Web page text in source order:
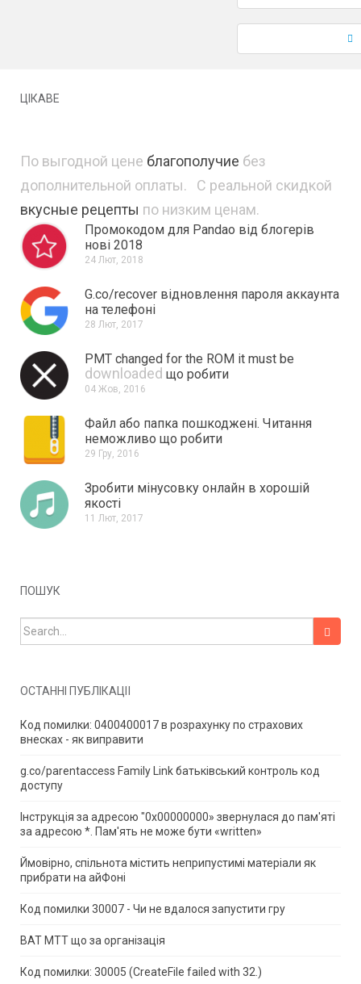
ЦІКАВЕ
По выгодной цене благополучие без
дополнительной оплаты. С реальной скидкой
вкусные рецепты по низким ценам.
Промокодом для Pandao від блогерів
нові 2018
24 Лют, 2018
G.co/recover відновлення пароля аккаунта
на телефоні
28 Лют, 2017
PMT changed for the ROM it must be
downloaded що робити
04 Жов, 2016
Файл або папка пошкоджені. Читання
неможливо що робити
29 Гру, 2016
Зробити мінусовку онлайн в хорошій
якості
11 Лют, 2017
ПОШУК
Search for:
ОСТАННІ ПУБЛІКАЦІЇ
Код помилки: 0400400017 в розрахунку по страхових
внесках - як виправити
g.co/parentaccess Family Link батьківський контроль код
доступу
Інструкція за адресою "0x00000000» звернулася до пам'яті
за адресою *. Пам'ять не може бути «written»
Ймовірно, спільнота містить неприпустимі матеріали як
прибрати на айФоні
Код помилки 30007 - Чи не вдалося запустити гру
ВАТ МТТ що за організація
Код помилки: 30005 (CreateFile failed with 32.)